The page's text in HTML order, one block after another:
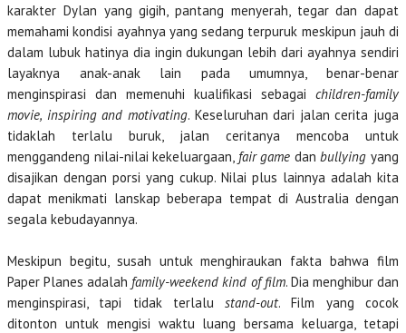
karakter Dylan yang gigih, pantang menyerah, tegar dan dapat
memahami kondisi ayahnya yang sedang terpuruk meskipun jauh di
dalam lubuk hatinya dia ingin dukungan lebih dari ayahnya sendiri
layaknya anak-anak lain pada umumnya, benar-benar
menginspirasi dan memenuhi kualifikasi sebagai children-family
movie, inspiring and motivating. Keseluruhan dari jalan cerita juga
tidaklah terlalu buruk, jalan ceritanya mencoba untuk
menggandeng nilai-nilai kekeluargaan, fair game danbullying yang
disajikan dengan porsi yang cukup. Nilai plus lainnya adalah kita
dapat menikmati lanskap beberapa tempat di Australia dengan
segala kebudayannya.
Meskipun begitu, susah untuk menghiraukan fakta bahwa film
Paper Planes adalah family-weekend kind of film. Dia menghibur dan
menginspirasi, tapi tidak terlalustand-out. Film yang cocok
ditonton untuk mengisi waktu luang bersama keluarga, tetapi